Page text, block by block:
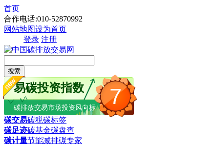
首页
合作电话:010-52870992
网站地图设为首页
登录 注册
搜索
7
易碳投资指数
碳排放交易市场投资风向标
碳交易碳税碳标签
碳足迹碳基金碳盘查
碳计量节能减排碳专家